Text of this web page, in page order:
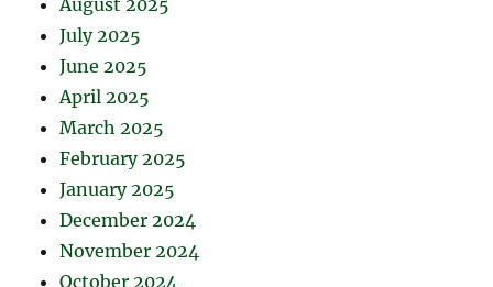
August 2025
July 2025
June 2025
April 2025
March 2025
February 2025
January 2025
December 2024
November 2024
October 2024